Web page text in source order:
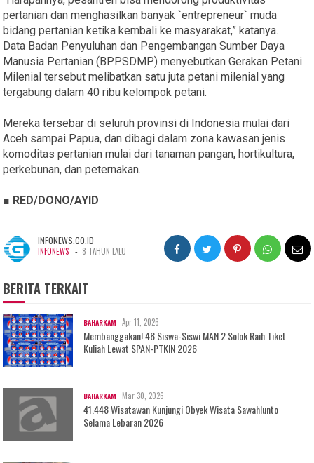
pertanian dan menghasilkan banyak `entrepreneur` muda
bidang pertanian ketika kembali ke masyarakat,” katanya.
Data Badan Penyuluhan dan Pengembangan Sumber Daya
Manusia Pertanian (BPPSDMP) menyebutkan Gerakan Petani
Milenial tersebut melibatkan satu juta petani milenial yang
tergabung dalam 40 ribu kelompok petani.
Mereka tersebar di seluruh provinsi di Indonesia mulai dari
Aceh sampai Papua, dan dibagi dalam zona kawasan jenis
komoditas pertanian mulai dari tanaman pangan, hortikultura,
perkebunan, dan peternakan.
■ RED/DONO/AYID
INFONEWS.CO.ID
INFONEWS - 8 TAHUN LALU
BERITA TERKAIT
BAHARKAM Apr 11, 2026
Membanggakan! 48 Siswa-Siswi MAN 2 Solok Raih Tiket
Kuliah Lewat SPAN-PTKIN 2026
BAHARKAM Mar 30, 2026
41.448 Wisatawan Kunjungi Obyek Wisata Sawahlunto
Selama Lebaran 2026